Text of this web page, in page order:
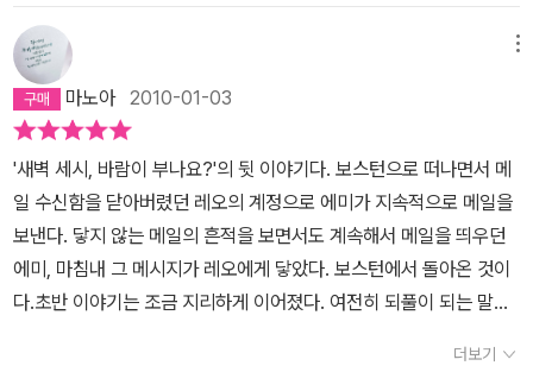
것도 친근하게 느껴지지 않았고, 나의 어떤 것도 당신을 감동시키지
않았어요. 나의 어떤 것도 이메일 속 레오를 연상시키지 않았어요. 메
일함의 어떤 것도 카페 테이블로 옮겨지지 않았어요. 에미 당신의 기
대는 무엇 하나 채워지지 않았어요. 그래서 당신은 레오 라이케라는
현실의 인물에 관한 한 어느 정도 실망했어요. 아니, ‘실망‘은 지나치
게 후한 평가일 거예요. ‘깼다‘라고 하는 편이 오히려 적절하죠. 정신
이 번쩍 든 거예요. ‘그러니까 이 사람이 진짜 그 남자야. 레오 라이케.
아, 그래, 그렇지 뭐.˝ 당신은 지금쯤 이렇게 생각하고 있겠지요. 맞
죠?(59)대화가 지속되다가 레오가 에미의 남편과 했던 일들에 대해
그대로 에미에게 보낸 것이다.가족관계, 둘이 만나고 가정을 이루기
낭독녹음 봉사를 하고 있는 점자도서관 책꽂이에서 그 책을 우연히
발견하고 반가운 마음에 얼른 집어들었다. 다소 무거운 책을 녹음한
후엔 조금 가벼운 책, 술술 잘 넘어가는, 편안한 대사가 있는 소설 같
은 게 읽고 싶은데, 마침 내 눈에 띈 것이이 책이었다. 역시 타이밍이
중요한가 보다.두 사람이 주고 받는 이메일 언어, 구어체의 글이면서
문어체의 묘한 깍듯함이 섞인 문장들을 읽으며 나는 점점 어디론가
빠져들어갔다. 어디에 빠져들었냐하면, 음, 창문을 두드리는 바람소
리, 어디론가 달려나가고픈 해거름 잿빛 공기, 가늘게 흔들리는 잎새
들의 몸부림같은 것, 도무지 시작도 끝도 알 수 없이 휘말려오는 그 비
슷한감정이란 것으로. 그리고주체할 수 없이 점점 타들어가는 언어의
목마름, 나아가 고갈상태 같은 것이 마음속에 자리했다. 표현할수록
마노아2010-01-03
'새벽 세시, 바람이 부나요?'의 뒷 이야기다. 보스턴으로 떠나면서 메
일 수신함을 닫아버렸던 레오의 계정으로 에미가 지속적으로 메일을
보낸다. 닿지 않는 메일의 흔적을 보면서도 계속해서 메일을 띄우던
에미, 마침내 그 메시지가 레오에게 닿았다. 보스턴에서 돌아온 것이
다.초반 이야기는 조금 지리하게 이어졌다. 여전히 되풀이 되는 말장
더보기